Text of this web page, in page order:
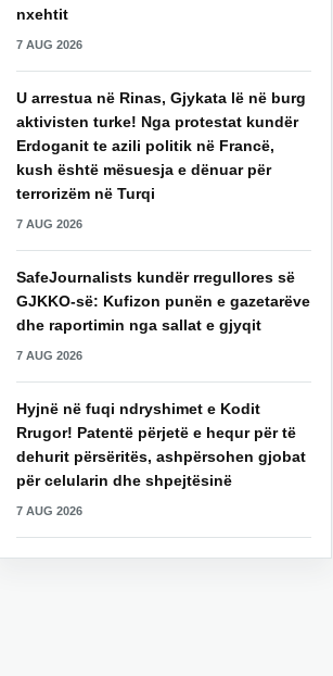
nxehtit
7 AUG 2026
U arrestua në Rinas, Gjykata lë në burg
aktivisten turke! Nga protestat kundër
Erdoganit te azili politik në Francë,
kush është mësuesja e dënuar për
terrorizëm në Turqi
7 AUG 2026
SafeJournalists kundër rregullores së
GJKKO-së: Kufizon punën e gazetarëve
dhe raportimin nga sallat e gjyqit
7 AUG 2026
Hyjnë në fuqi ndryshimet e Kodit
Rrugor! Patentë përjetë e hequr për të
dehurit përsëritës, ashpërsohen gjobat
për celularin dhe shpejtësinë
7 AUG 2026